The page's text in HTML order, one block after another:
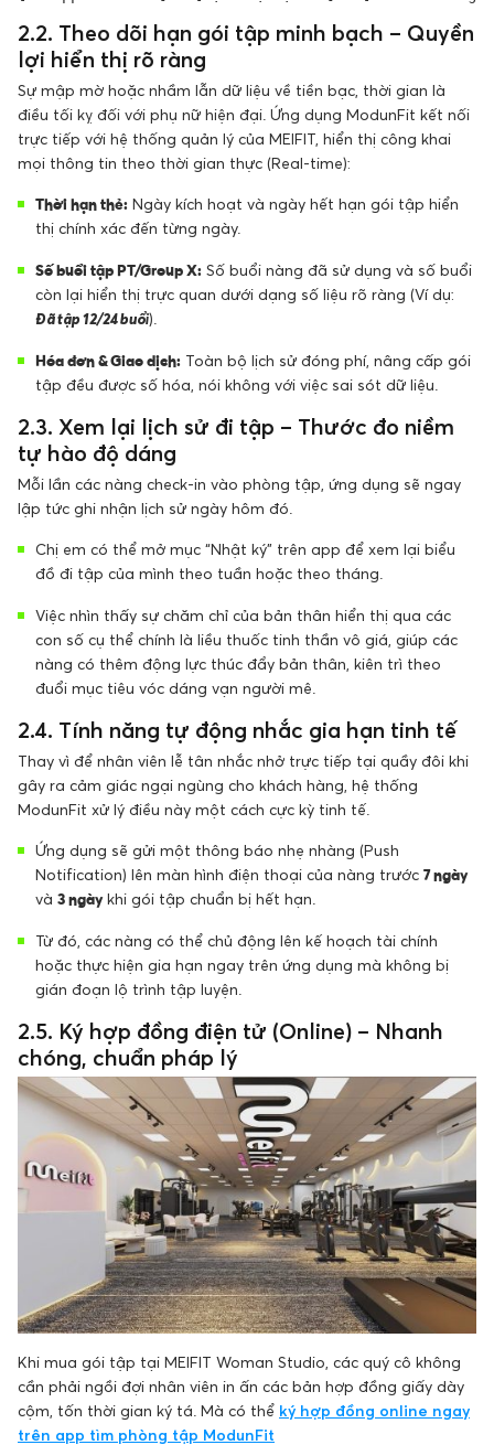
2.2. Theo dõi hạn gói tập minh bạch – Quyền
lợi hiển thị rõ ràng
Sự mập mờ hoặc nhầm lẫn dữ liệu về tiền bạc, thời gian là
điều tối kỵ đối với phụ nữ hiện đại. Ứng dụng ModunFit kết nối
trực tiếp với hệ thống quản lý của MEIFIT, hiển thị công khai
mọi thông tin theo thời gian thực (Real-time):
Thời hạn thẻ: Ngày kích hoạt và ngày hết hạn gói tập hiển
thị chính xác đến từng ngày.
Số buổi tập PT/Group X: Số buổi nàng đã sử dụng và số buổi
còn lại hiển thị trực quan dưới dạng số liệu rõ ràng (Ví dụ:
Đã tập 12/24 buổi).
Hóa đơn & Giao dịch: Toàn bộ lịch sử đóng phí, nâng cấp gói
tập đều được số hóa, nói không với việc sai sót dữ liệu.
2.3. Xem lại lịch sử đi tập – Thước đo niềm
tự hào độ dáng
Mỗi lần các nàng check-in vào phòng tập, ứng dụng sẽ ngay
lập tức ghi nhận lịch sử ngày hôm đó.
Chị em có thể mở mục “Nhật ký” trên app để xem lại biểu
đồ đi tập của mình theo tuần hoặc theo tháng.
Việc nhìn thấy sự chăm chỉ của bản thân hiển thị qua các
con số cụ thể chính là liều thuốc tinh thần vô giá, giúp các
nàng có thêm động lực thúc đẩy bản thân, kiên trì theo
đuổi mục tiêu vóc dáng vạn người mê.
2.4. Tính năng tự động nhắc gia hạn tinh tế
Thay vì để nhân viên lễ tân nhắc nhở trực tiếp tại quầy đôi khi
gây ra cảm giác ngại ngùng cho khách hàng, hệ thống
ModunFit xử lý điều này một cách cực kỳ tinh tế.
Ứng dụng sẽ gửi một thông báo nhẹ nhàng (Push
Notification) lên màn hình điện thoại của nàng trước 7 ngày
và 3 ngàykhi gói tập chuẩn bị hết hạn.
Từ đó, các nàng có thể chủ động lên kế hoạch tài chính
hoặc thực hiện gia hạn ngay trên ứng dụng mà không bị
gián đoạn lộ trình tập luyện.
2.5. Ký hợp đồng điện tử (Online) – Nhanh
chóng, chuẩn pháp lý
Khi mua gói tập tại MEIFIT Woman Studio, các quý cô không
cần phải ngồi đợi nhân viên in ấn các bản hợp đồng giấy dày
cộm, tốn thời gian ký tá. Mà có thể ký hợp đồng online ngay
trên app tìm phòng tập ModunFit